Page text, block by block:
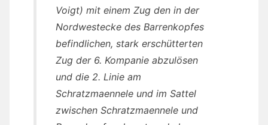
Voigt) mit einem Zug den in der
Nordwestecke des Barrenkopfes
befindlichen, stark erschütterten
Zug der 6. Kompanie abzulösen
und die 2. Linie am
Schratzmaennele und im Sattel
zwischen Schratzmaennele und